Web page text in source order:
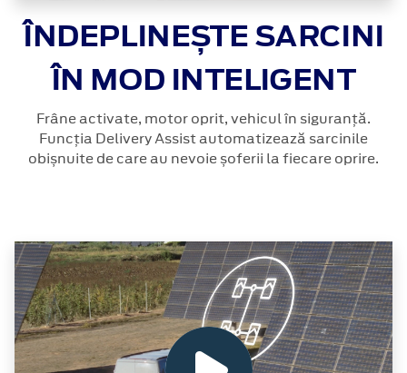
ÎNDEPLINEȘTE SARCINI
ÎN MOD INTELIGENT
Frâne activate, motor oprit, vehicul în siguranță.
Funcția Delivery Assist automatizează sarcinile
obișnuite de care au nevoie șoferii la fiecare oprire.